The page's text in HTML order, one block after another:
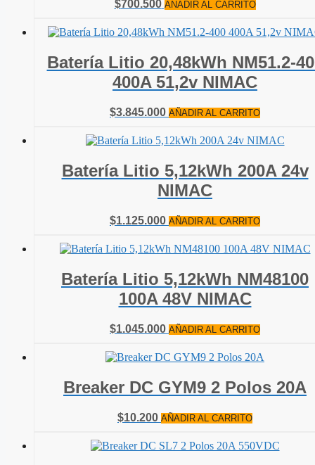
$700.500 AÑADIR AL CARRITO
Batería Litio 20,48kWh NM51.2-
400A 51,2v NIMAC
$3.845.000 AÑADIR AL CARRITO
Batería Litio 5,12kWh 200A 24v
NIMAC
$1.125.000 AÑADIR AL CARRITO
Batería Litio 5,12kWh NM48100
100A 48V NIMAC
$1.045.000 AÑADIR AL CARRITO
Breaker DC GYM9 2 Polos 20A
$10.200 AÑADIR AL CARRITO